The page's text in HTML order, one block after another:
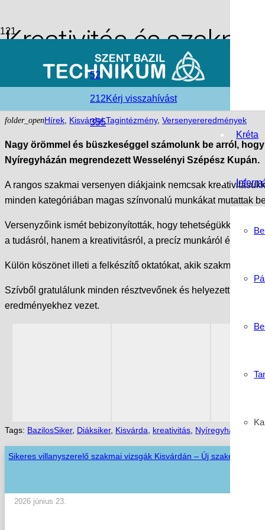
Kréta
52
212
355
Kérj visszahívást
Kreativitás és
Bazilos sikerek
folder_openHírek Kisvárdai Tagintézmény, Versenyereredmények
Nagy örömmel és büszkeséggel számolunk be arról,
Nyíregyházán megrendezett Wesselényi Szépész Kupán.
A rangos szakmai versenyen diákjaink nemcsak
minden kategóriában magas színvonalú munkákat mutattak
Versenyzőink ismét bebizonyították, hogy tehetségükkel,
a tudásról, hanem a kreativitásról, a precíz munkáról és az
Külön köszönet illeti a felkészítő oktatókat, akik szakmai
Szívből gratulálunk minden résztvevőnek és helyezettnek! A
eredményekhez vezet.
Tags: BazilosSiker, Diáksiker, Kisvárda kreativitás Nyíregyháza
Sikeres villanyszerelő szakmai vizsgák Kisvárdán – Új
2026 június 23.